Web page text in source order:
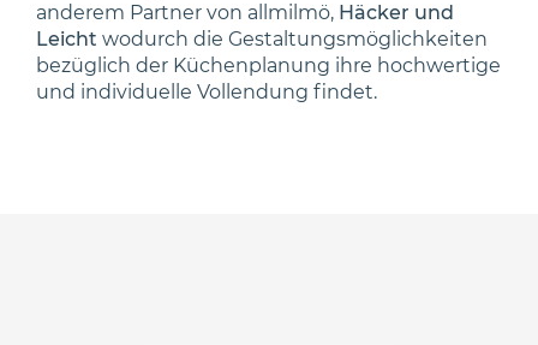
anderem Partner von allmilmö, Häcker und
Leicht wodurch die Gestaltungsmöglichkeiten
bezüglich der Küchenplanung ihre hochwertige
und individuelle Vollendung findet.